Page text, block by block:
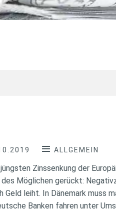
ALLGEMEIN
Zinssenkung der
Möglichen gerückt:
Geld leiht. In Dänemark muss
Banken fahren unter